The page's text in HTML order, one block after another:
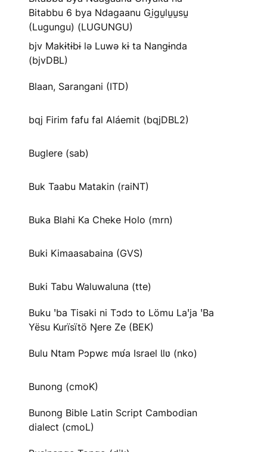
Bitabbu 6 bya Ndagaanu Gi̱gu̱lu̱u̱su̱
(Lugungu) (LUGUNGU)
bjv Makɨtɨbɨ lə Luwə kɨ ta Nangɨnda
(bjvDBL)
Blaan, Sarangani (ITD)
bqj Firim fafu fal Aláemit (bqjDBL2)
Buglere (sab)
Buk Taabu Matakin (raiNT)
Buka Blahi Ka Cheke Holo (mrn)
Buki Kimaasabaina (GVS)
Buki Tabu Waluwaluna (tte)
Buku ꞌba Tisaki ni Tɔdɔ to Lömu Laꞌja ꞌBa
Yësu Kurïsïtö Ŋere Ze (BEK)
Bulu Ntam Pɔpwɛ mʋ́a Israel Ɩlʋ (nko)
Bunong (cmoK)
Bunong Bible Latin Script Cambodian
dialect (cmoL)